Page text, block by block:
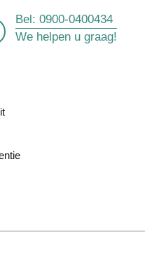
Bel: 0900-0400434
We helpen u graag!